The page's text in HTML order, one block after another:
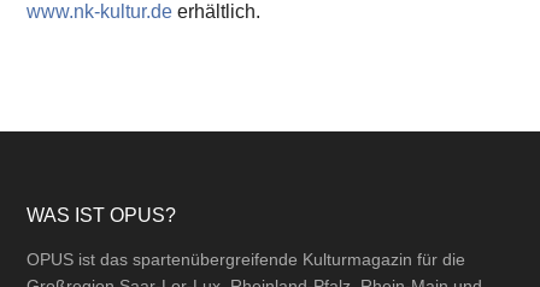
www.nk-kultur.de erhältlich.
Footer
WAS IST OPUS?
OPUS ist das spartenübergreifende Kulturmagazin für die